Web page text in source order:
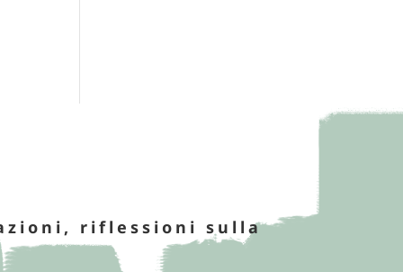
riflessioni sulla